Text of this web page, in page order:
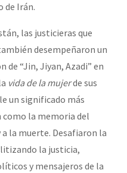
de Irán.
las justicieras que
desempeñaron un
“Jin, Jiyan, Azadi” en
vida de la mujerde sus
un significado más
la memoria del
la muerte. Desafiaron la
la justicia,
y mensajeros de la